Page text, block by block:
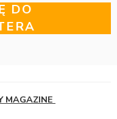
DO
MAGAZINE